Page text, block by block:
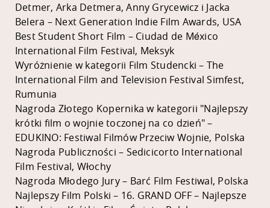
Detmer, Arka Detmera, Anny Grycewicz i Jacka
Belera – Next Generation Indie Film Awards, USA
Best Student Short Film – Ciudad de México
International Film Festival, Meksyk
Wyróżnienie w kategorii Film Studencki – The
International Film and Television Festival Simfest,
Rumunia
Nagroda Złotego Kopernika w kategorii "Najlepszy
krótki film o wojnie toczonej na co dzień" –
EDUKINO: Festiwal Filmów Przeciw Wojnie, Polska
Nagroda Publiczności – Sedicicorto International
Film Festival, Włochy
Nagroda Młodego Jury – Barć Film Festiwal, Polska
Najlepszy Film Polski – 16. GRAND OFF – Najlepsze